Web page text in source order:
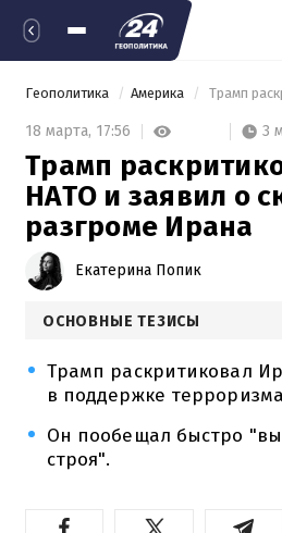
Геополитика Америка
18 марта, 17:56 3
Трамп
НАТО и заявил о
разгроме Ирана
Екатерина Попик
ОСНОВНЫЕ ТЕЗИСЫ
Трамп раскритиковал
в поддержке
Он пообещал быстро
строя".